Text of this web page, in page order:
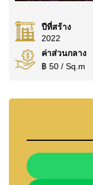
ปีที่สร้าง
2022
ค่าส่วนกลาง
฿ 50 / Sq.m